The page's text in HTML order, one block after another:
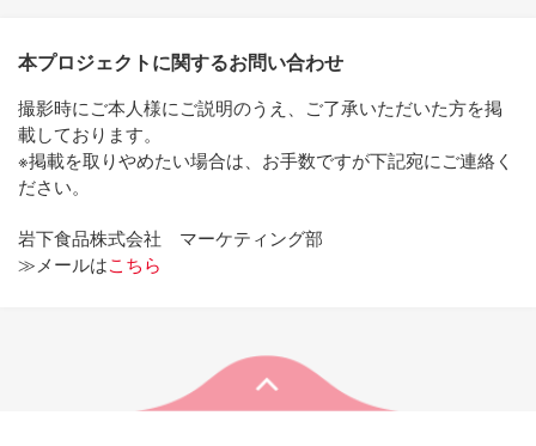
本プロジェクトに関するお問い合わせ
撮影時にご本人様にご説明のうえ、ご了承いただいた方を掲
載しております。
※掲載を取りやめたい場合は、お手数ですが下記宛にご連絡く
ださい。
岩下食品株式会社 マーケティング部
≫メールはこちら